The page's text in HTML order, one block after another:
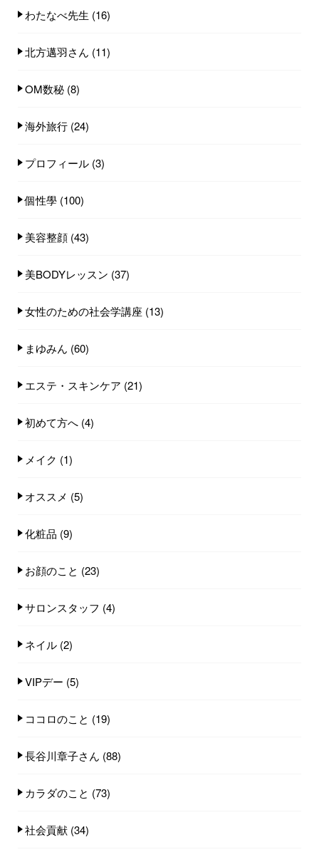
わたなべ先生 (16)
北方邁羽さん (11)
OM数秘 (8)
海外旅行 (24)
プロフィール (3)
個性學 (100)
美容整顔 (43)
美BODYレッスン (37)
女性のための社会学講座 (13)
まゆみん (60)
エステ・スキンケア (21)
初めて方へ (4)
メイク (1)
オススメ (5)
化粧品 (9)
お顔のこと (23)
サロンスタッフ (4)
ネイル (2)
VIPデー (5)
ココロのこと (19)
長谷川章子さん (88)
カラダのこと (73)
社会貢献 (34)